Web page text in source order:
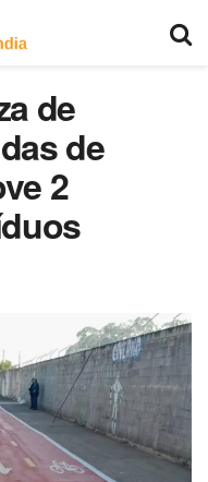
de
de
2